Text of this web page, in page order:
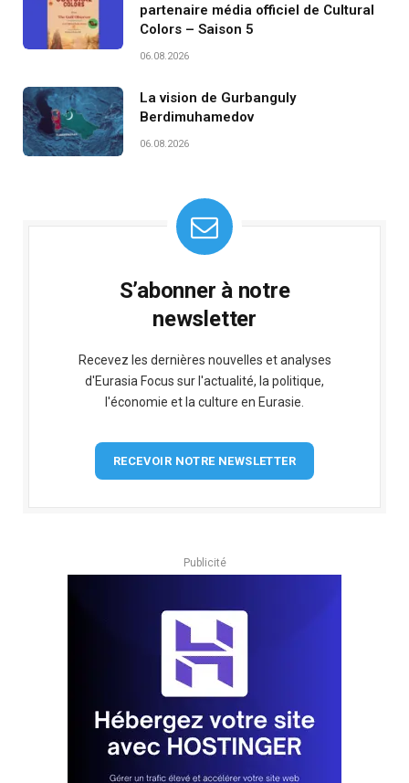
partenaire média officiel de Cultural
Colors – Saison 5
06.08.2026
La vision de Gurbanguly
Berdimuhamedov
06.08.2026
S’abonner à notre
newsletter
Recevez les dernières nouvelles et analyses
d'Eurasia Focus sur l'actualité, la politique,
l'économie et la culture en Eurasie.
RECEVOIR NOTRE NEWSLETTER
Publicité